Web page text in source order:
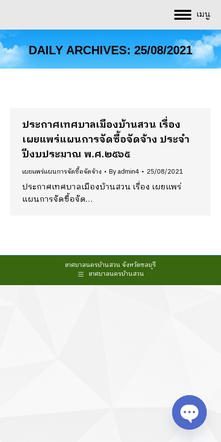
เมนู
DAILY ARCHIVES: 25/08/2021
ประกาศเทศบาลเมืองบ้านสวน เรื่อง
เผยแพร่แผนการจัดซื้อจัดจ้าง ประจำ
ปีงบประมาณ พ.ศ.๒๕๖๕
เผยแพร่แผนการจัดซื้อจัดจ้าง Byadmin4 25/08/2021
ประกาศเทศบาลเมืองบ้านสวน เรื่อง เผยแพร่
แผนการจัดซื้อจัด…
เทศบาลนครบ้านสวน จังหวัดชลบุรี
เทศบาลนครบ้านสวน